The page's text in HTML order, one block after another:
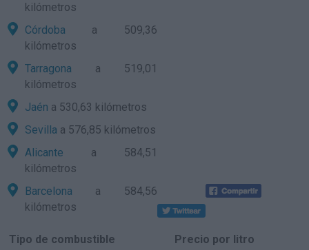
kilómetros
Córdoba a 509,36
kilómetros
Tarragona a 519,01
kilómetros
Jaén a 530,63 kilómetros
Sevilla a 576,85 kilómetros
Alicante a 584,51
kilómetros
Barcelona a 584,56
kilómetros
Tipo de combustible
Precio por litro